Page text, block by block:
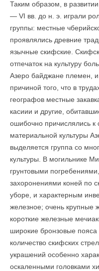
Таким образом, в
— VI вв. до н. э. играли
группы: местные
проявлялись древние
язычные скифские.
отпечаток на культуру
Азеро байджане племен, и
причиной того, что в
географов местные
касиии и другие,
ошибочно причислялись
материальной культуры
выделяется группа со
культуры. В могильнике
грунтовыми
захоронениями коней по
уборе, и характерным
железное; очень крупные
короткие железные
широкие бронзовые
количество скифских
украшений особенно
оскаленными головками